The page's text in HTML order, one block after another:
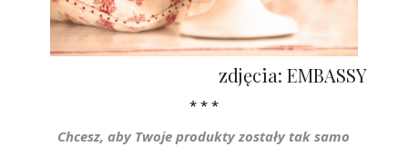
zdjęcia: EMBASSY
* * *
Chcesz, aby Twoje produkty zostały tak samo